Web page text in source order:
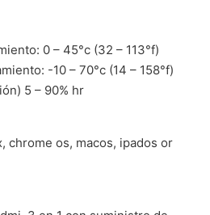
0 – 45°c (32 – 113°f)
-10 – 70°c (14 – 158°f)
5 – 90% hr
chrome os, macos, ipados or